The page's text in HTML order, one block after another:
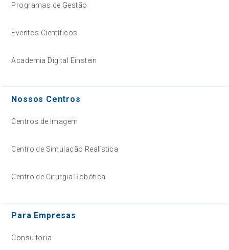
Programas de Gestão
Eventos Científicos
Academia Digital Einstein
Nossos Centros
Centros de Imagem
Centro de Simulação Realística
Centro de Cirurgia Robótica
Para Empresas
Consultoria